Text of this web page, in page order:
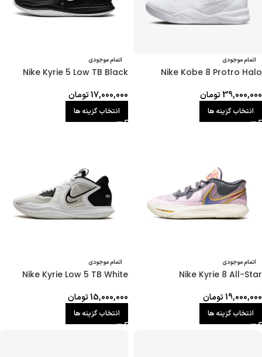
اتمام موجودی
Nike Kobe 8 Protro Halo
39,000,000تومان
انتخاب گزینه ها
اتمام موجودی
Nike Kyrie 5 Low TB Black
17,000,000تومان
انتخاب گزینه ها
اتمام موجودی
Nike Kyrie 8 All-Star
19,000,000تومان
انتخاب گزینه ها
اتمام موجودی
Nike Kyrie Low 5 TB White
15,000,000تومان
انتخاب گزینه ها